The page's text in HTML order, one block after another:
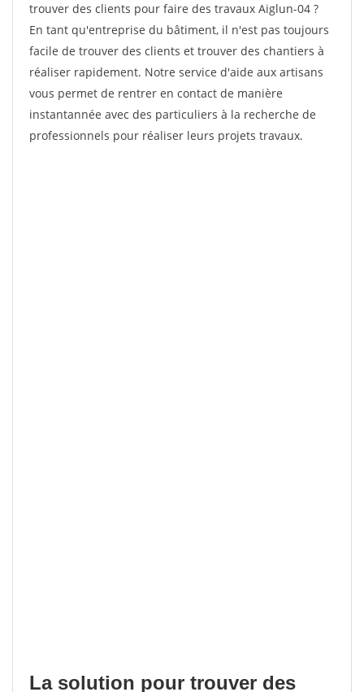
trouver des clients pour faire des travaux Aiglun-04 ?
En tant qu'entreprise du bâtiment, il n'est pas toujours
facile de trouver des clients et trouver des chantiers à
réaliser rapidement. Notre service d'aide aux artisans
vous permet de rentrer en contact de manière
instantannée avec des particuliers à la recherche de
professionnels pour réaliser leurs projets travaux.
La solution pour trouver des